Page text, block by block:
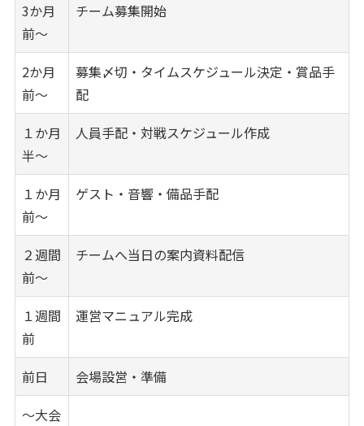
3か月
前～
チーム募集開始
2か月
前～
募集〆切・タイムスケジュール決定・賞品手
配
１か月
半～
人員手配・対戦スケジュール作成
１か月
前～
ゲスト・音響・備品手配
２週間
前～
チームへ当日の案内資料配信
１週間
前
運営マニュアル完成
前日
会場設営・準備
～大会